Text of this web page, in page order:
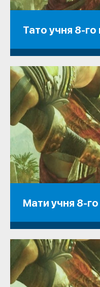
Тато учня 8-
Мати учня 8-